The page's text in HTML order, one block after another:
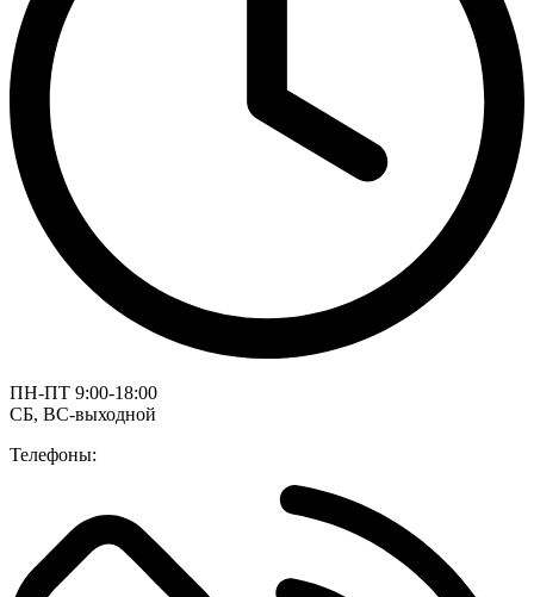
ПН-ПТ 9:00-18:00
СБ, ВС-выходной
Телефоны: